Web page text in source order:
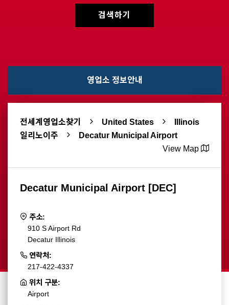
검색하기
영업소 정보안내
전세계영업소찾기 United States
Illinois
일리노이주
Decatur Municipal Airport
View Map
Decatur Municipal Airport [DEC]
주소:
910 S Airport Rd
Decatur Illinois
연락처:
217-422-4337
위치 구분:
Airport